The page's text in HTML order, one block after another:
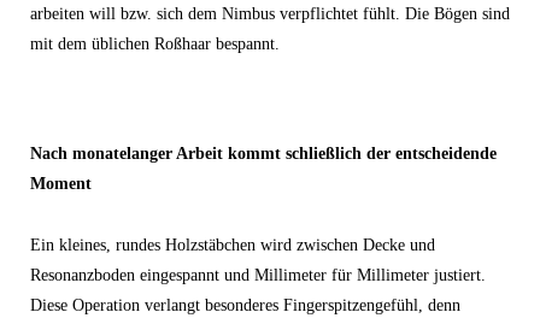
arbeiten will bzw. sich dem Nimbus verpflichtet fühlt. Die Bögen sind
mit dem üblichen Roßhaar bespannt.
Nach monatelanger Arbeit kommt schließlich der entscheidende
Moment
Ein kleines, rundes Holzstäbchen wird zwischen Decke und
Resonanzboden eingespannt und Millimeter für Millimeter justiert.
Diese Operation verlangt besonderes Fingerspitzengefühl, denn